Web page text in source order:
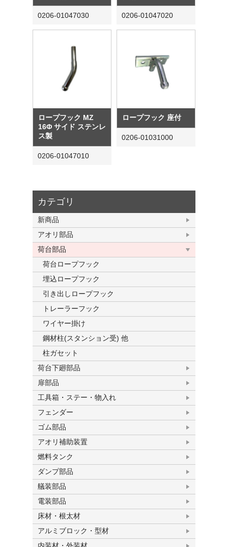
カテゴリ
新商品
アオリ部品
荷台部品
荷台ロープフック
埋込ロープフック
引き出しロープフック
トレーラーフック
ワイヤー掛け
鋼材柱(スタンション受) 他
柱ガセット
荷台下廻部品
扉部品
工具箱・ステー・物入れ
フェンダー
ゴム部品
アオリ補助装置
燃料タンク
ダンプ部品
艤装部品
電装部品
床材・根太材
アルミブロック・型材
0206-01047030 0206-01047020
ロープフック MZ
16Φ サイド ステンレ
ス製
0206-01047010
ロープフック 座付
0206-01031000